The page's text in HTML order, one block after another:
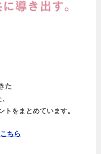
た
トをまとめています。
こちら